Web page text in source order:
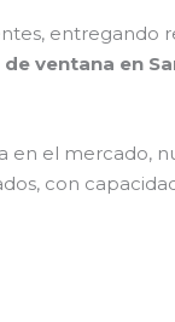
entregando
ventana en
en el mercado,
con